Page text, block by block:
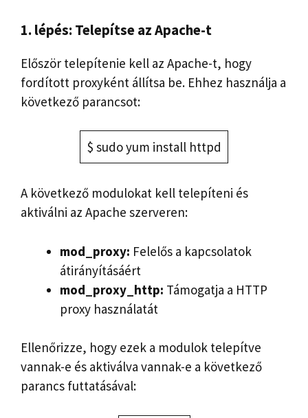
1. lépés: Telepítse az Apache-t
Először telepítenie kell az Apache-t, hogy
fordított proxyként állítsa be. Ehhez használja a
következő parancsot:
$ sudo yum install httpd
A következő modulokat kell telepíteni és
aktiválni az Apache szerveren:
mod_proxy: Felelős a kapcsolatok
átirányításáért
mod_proxy_http: Támogatja a HTTP
proxy használatát
Ellenőrizze, hogy ezek a modulok telepítve
vannak-e és aktiválva vannak-e a következő
parancs futtatásával: